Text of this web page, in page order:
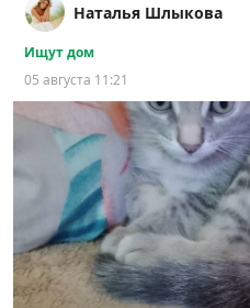
Наталья Шлыкова
Ищут дом
05 августа 11:21